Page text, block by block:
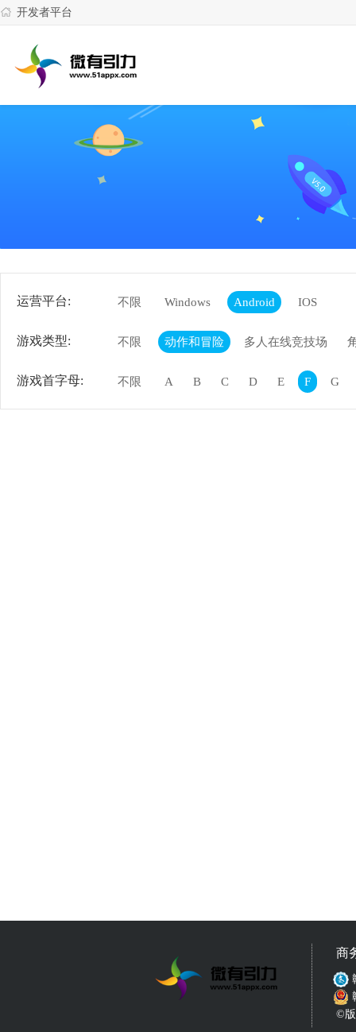
开发者平台
运营平台: 不限 Windows Android IOS
游戏类型: 不限 动作和冒险 多人在线竞技场
游戏首字母: 不限 A B C D E F G
商
©版